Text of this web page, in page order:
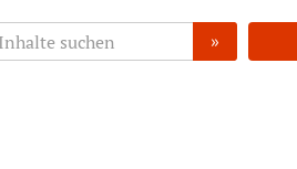
»